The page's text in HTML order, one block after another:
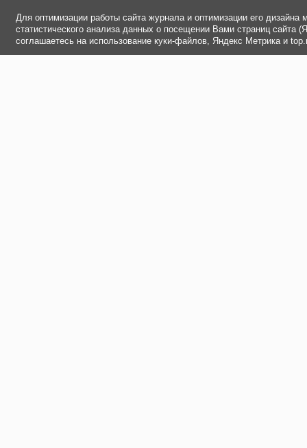
Для оптимизации работы сайта журнала и оптимизации его
статистического анализа данных о посещении Вами страниц
соглашаетесь на использование куки-файлов, Яндекс Метрика и